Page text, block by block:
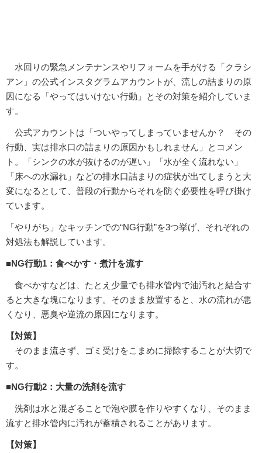
水回りの緊急メンテナンスやリフォームを手がける「クラシ
アン」の公式インスタグラムアカウントが、流しの詰まりの原
因になる「やってはいけない行動」とその対策を紹介していま
す。
公式アカウントは「ついやってしまっていませんか？ その
行動、実は排水口の詰まりの原因かもしれません」とコメン
ト。「シンクの水が抜けるのが遅い」「水が全く流れない」
「床への水漏れ」などの排水口詰まりの症状が出てしまうと大
変になるとして、普段の行動からそれを防ぐ必要性を呼び掛け
ています。
「やりがち」なキッチンでの“NG行動”を3つ挙げ、それぞれの
対処法も解説しています。
■NG行動1：食べかす・煮汁を流す
食べかすなどは、たとえ少量でも排水管内で油汚れと結合す
ると大きな塊になります。そのまま放置すると、水の流れが悪
くなり、悪臭や逆流の原因になります。
【対策】
そのまま流さず、ゴミ受けをこまめに掃除することが大切で
す。
■NG行動2：大量の洗剤を流す
洗剤は水と混ざることで泡や膜を作りやすくなり、そのまま
流すと排水管内に汚れが蓄積されることがあります。
【対策】